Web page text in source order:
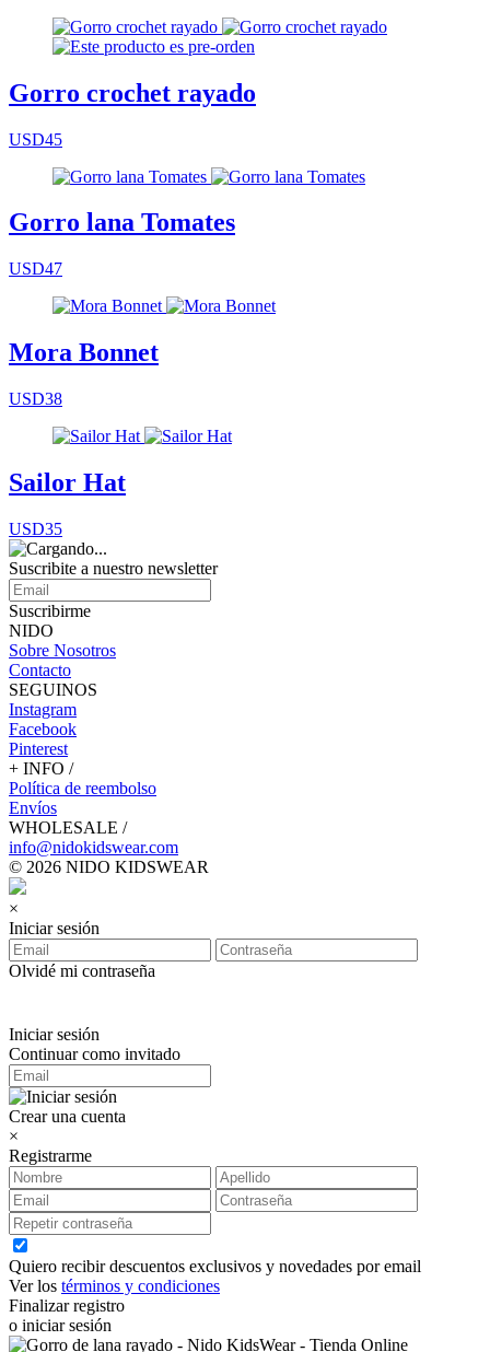
Gorro crochet rayado
USD45
Gorro lana Tomates
USD47
Mora Bonnet
USD38
Sailor Hat
USD35
Suscribite a nuestro newsletter
Suscribirme
NIDO
Sobre Nosotros
Contacto
SEGUINOS
Instagram
Facebook
Pinterest
+ INFO /
Política de reembolso
Envíos
WHOLESALE /
info@nidokidswear.com
© 2026 NIDO KIDSWEAR
×
Iniciar sesión
Olvidé mi contraseña
Iniciar sesión
Continuar como invitado
Crear una cuenta
×
Registrarme
Quiero recibir descuentos exclusivos y novedades por email
Ver los términos y condiciones
Finalizar registro
o iniciar sesión